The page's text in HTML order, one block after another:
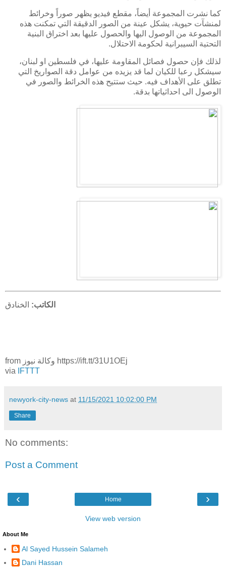
كما نشرت المجموعة أيضاً، مقطع فيديو يظهر صوراً وخرائط
لمنشآت حيوية، يشكل عينة من الصور الدقيقة التي تمكنت هذه
المجموعة من الوصول اليها والحصول عليها بعد اختراق البنية
التحتية السيبرانية لحكومة الاحتلال.
لذلك فإن حصول فصائل المقاومة عليها، في فلسطين او لبنان،
سيشكل رعبا للكيان لما قد يزيده من عوامل دقة الصواريخ التي
تطلق على الأهداف فيه. حيث ستتيح هذه الخرائط والصور في
الوصول الى احداثياتها بدقة.
الكاتب: الخنادق
from وكالة نيوز https://ift.tt/31U1OEj
via IFTTT
newyork-city-news at 11/15/2021 10:02:00 PM
Share
No comments:
Post a Comment
‹ ›
Home
View web version
About Me
Al Sayed Hussein Salameh
Dani Hassan